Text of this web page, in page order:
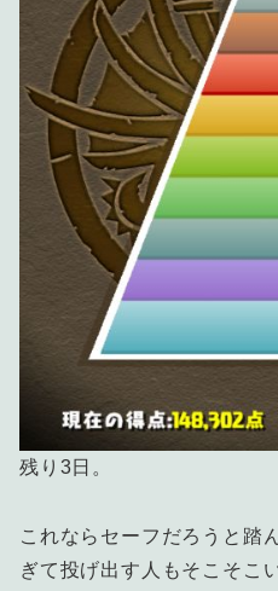
残り3日。
これならセーフだろうと踏
ぎて投げ出す人もそこそこ